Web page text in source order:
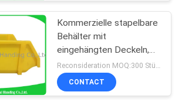
Kommerzielle stapelbare
Behälter mit
eingehängten Deckeln,
Hochleistungslager-
Vorratsbehälter
Reconsideration MOQ:300 Stücke
CONTACT